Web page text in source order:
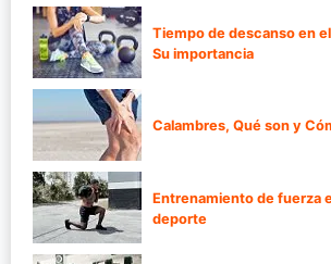
Tiempo de descanso en
Su importancia
Calambres, Qué son y
Entrenamiento de fuerza
deporte